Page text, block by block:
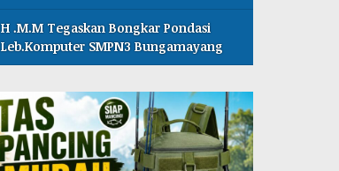
H .M.M Tegaskan Bongkar Pondasi
Leb.Komputer SMPN3 Bungamayang